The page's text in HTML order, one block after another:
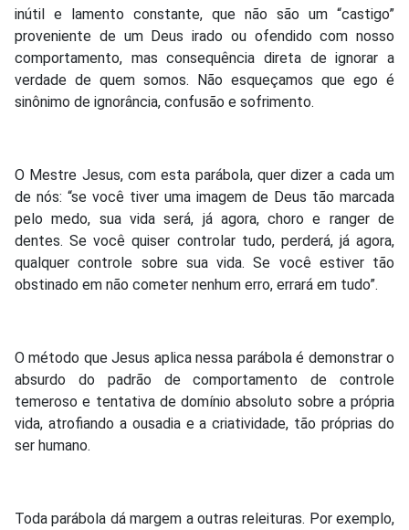
inútil e lamento constante, que não são um “castigo”
proveniente de um Deus irado ou ofendido com nosso
comportamento, mas consequência direta de ignorar a
verdade de quem somos. Não esqueçamos que ego é
sinônimo de ignorância, confusão e sofrimento.
O Mestre Jesus, com esta parábola, quer dizer a cada um
de nós: “se você tiver uma imagem de Deus tão marcada
pelo medo, sua vida será, já agora, choro e ranger de
dentes. Se você quiser controlar tudo, perderá, já agora,
qualquer controle sobre sua vida. Se você estiver tão
obstinado em não cometer nenhum erro, errará em tudo”.
O método que Jesus aplica nessa parábola é demonstrar o
absurdo do padrão de comportamento de controle
temeroso e tentativa de domínio absoluto sobre a própria
vida, atrofiando a ousadia e a criatividade, tão próprias do
ser humano.
Toda parábola dá margem a outras releituras. Por exemplo,